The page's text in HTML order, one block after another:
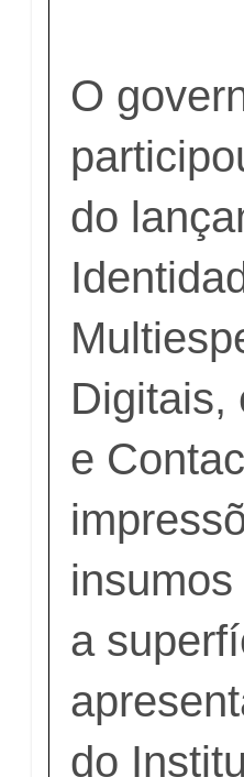
O
do
Digitais,
e
a
do